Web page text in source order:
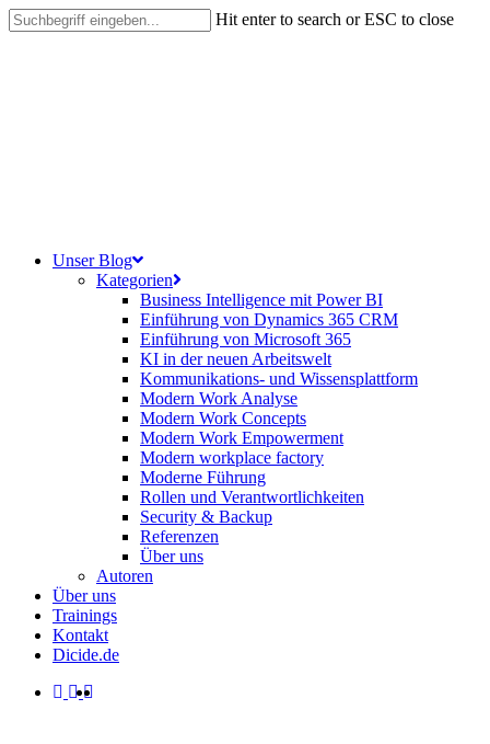
Skip
to
Hit enter to search or ESC to close
search
Menu
Unser Blog
Kategorien
Business Intelligence mit Power BI
Einführung von Dynamics 365 CRM
Einführung von Microsoft 365
KI in der neuen Arbeitswelt
Kommunikations- und Wissensplattform
Modern Work Analyse
Modern Work Concepts
Modern Work Empowerment
Modern workplace factory
Moderne Führung
Rollen und Verantwortlichkeiten
Security & Backup
Referenzen
Über uns
Autoren
Über uns
Trainings
Kontakt
Dicide.de
facebook
linkedin
instagram